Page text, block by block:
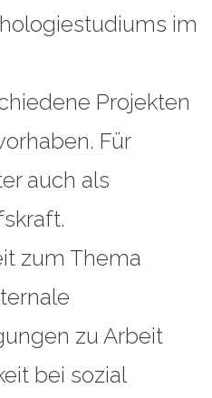
im
Projekten
Für
auch als
zum Thema
zu Arbeit
bei sozial